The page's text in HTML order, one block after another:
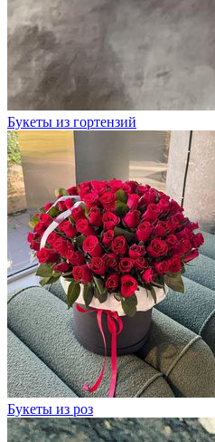
Букеты из гортензий
Букеты из роз